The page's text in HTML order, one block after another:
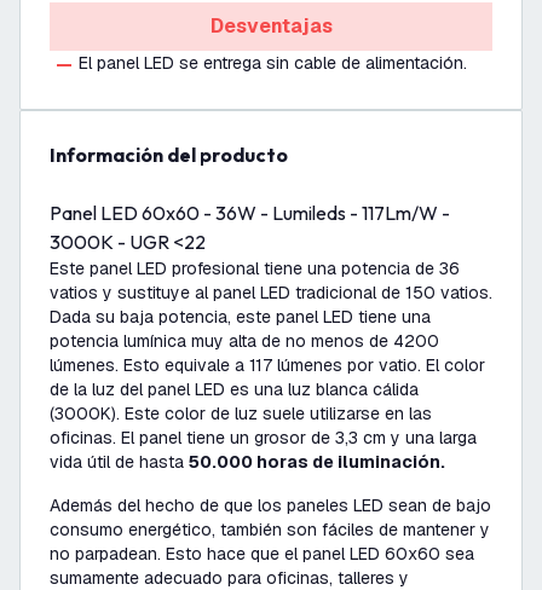
Desventajas
El panel LED se entrega sin cable de alimentación.
información del producto
Panel LED 60x60 - 36W - Lumileds - 117Lm/W -
3000K - UGR <22
Este panel LED profesional tiene una potencia de 36
vatios y sustituye al panel LED tradicional de 150 vatios.
Dada su baja potencia, este panel LED tiene una
potencia lumínica muy alta de no menos de 4200
lúmenes. Esto equivale a 117 lúmenes por vatio. El color
de la luz del panel LED es una luz blanca cálida
(3000K). Este color de luz suele utilizarse en las
oficinas. El panel tiene un grosor de 3,3 cm y una larga
vida útil de hasta 50.000 horas de iluminación.
Además del hecho de que los paneles LED sean de bajo
consumo energético, también son fáciles de mantener y
no parpadean. Esto hace que el panel LED 60x60 sea
sumamente adecuado para oficinas, talleres y